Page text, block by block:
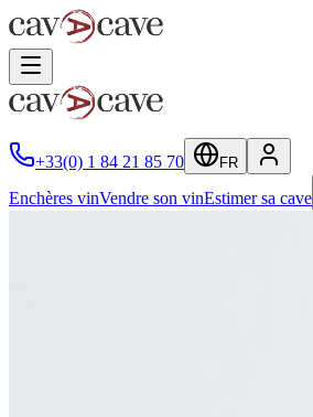
+33(0) 1 84 21 85 70 FR
Enchères vinVendre son vinEstimer sa cave